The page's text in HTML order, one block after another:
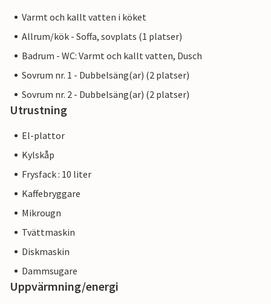
Varmt och kallt vatten i köket
Allrum/kök - Soffa, sovplats (1 platser)
Badrum - WC: Varmt och kallt vatten, Dusch
Sovrum nr. 1 - Dubbelsäng(ar) (2 platser)
Sovrum nr. 2 - Dubbelsäng(ar) (2 platser)
Utrustning
El-plattor
Kylskåp
Frysfack : 10 liter
Kaffebryggare
Mikrougn
Tvättmaskin
Diskmaskin
Dammsugare
Uppvärmning/energi